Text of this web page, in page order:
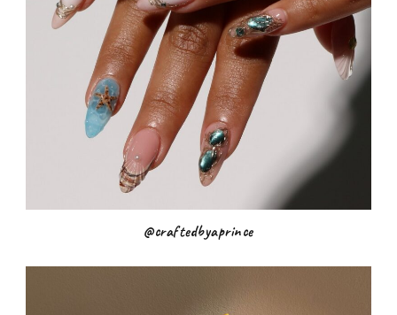
@craftedbyaprince